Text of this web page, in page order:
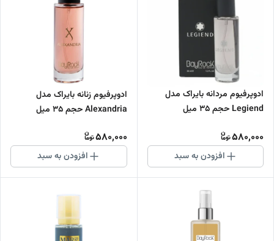
ادوپرفیوم مردانه بایراک مدل
Legiend حجم 35 میل
580,000
افزودن به سبد
ادوپرفیوم زنانه بایراک مدل
Alexandria حجم 35 میل
580,000
افزودن به سبد